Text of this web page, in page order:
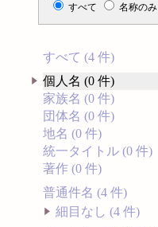
すべて 名称のみ
すべて (4 件)
個人名 (0 件)
家族名 (0 件)
団体名 (0 件)
地名 (0 件)
統一タイトル (0 件)
著作 (0 件)
普通件名 (4 件)
細目なし (4 件)